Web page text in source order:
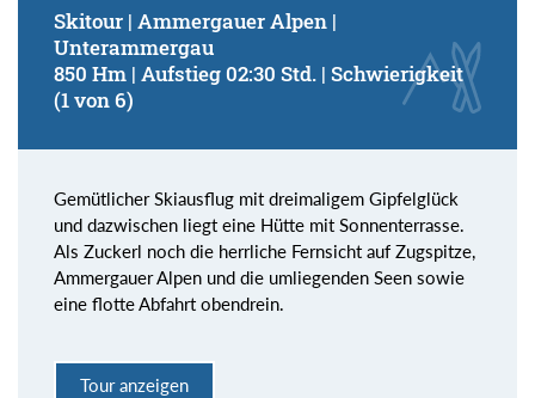
Skitour | Ammergauer Alpen |
Unterammergau
850 Hm | Aufstieg 02:30 Std. | Schwierigkeit
(1 von 6)
Gemütlicher Skiausflug mit dreimaligem Gipfelglück
und dazwischen liegt eine Hütte mit Sonnenterrasse.
Als Zuckerl noch die herrliche Fernsicht auf Zugspitze,
Ammergauer Alpen und die umliegenden Seen sowie
eine flotte Abfahrt obendrein.
Tour anzeigen